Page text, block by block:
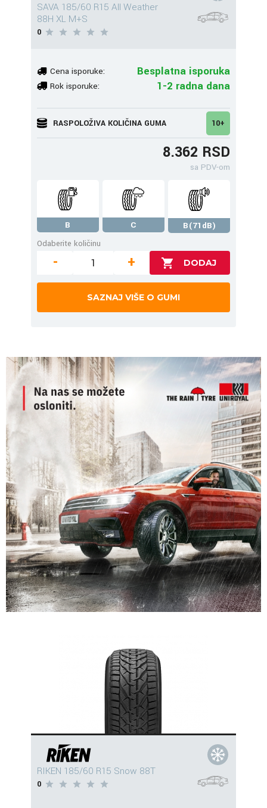
SAVA 185/60 R15 All Weather
88H XL M+S
0
Cena isporuke: Besplatna isporuka
Rok isporuke: 1-2 radna dana
RASPOLOŽIVA KOLIČINA GUMA 10+
8.362 RSD
sa PDV-om
B C
B(71dB)
Odaberite količinu
- +
SAZNAJ VIŠE O GUMI
RIKEN 185/60 R15 Snow 88T
0